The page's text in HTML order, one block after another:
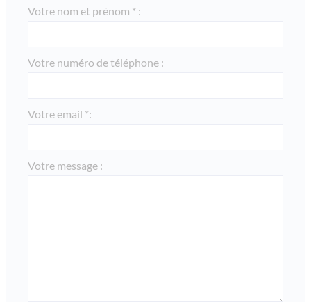
Votre nom et prénom * :
Votre numéro de téléphone :
Votre email *:
Votre message :